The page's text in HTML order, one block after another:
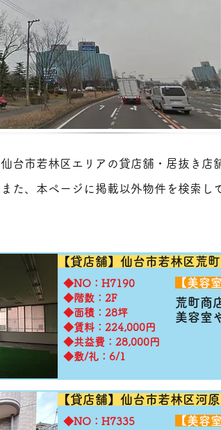
仙台市若林区エリアの貸店舗・居抜き店
また、本ページに掲載以外物件を検索し
【貸店舗】仙台市若林区
​◆NO：H7190
◆階数：2F
◆面積：28坪
◆賃料：224,000円
◆共益費：28,000円
◆敷/礼：6/1
荒町商
美容室
【美容
【貸店舗】仙台市若林区河
​◆NO：H7335
【美容